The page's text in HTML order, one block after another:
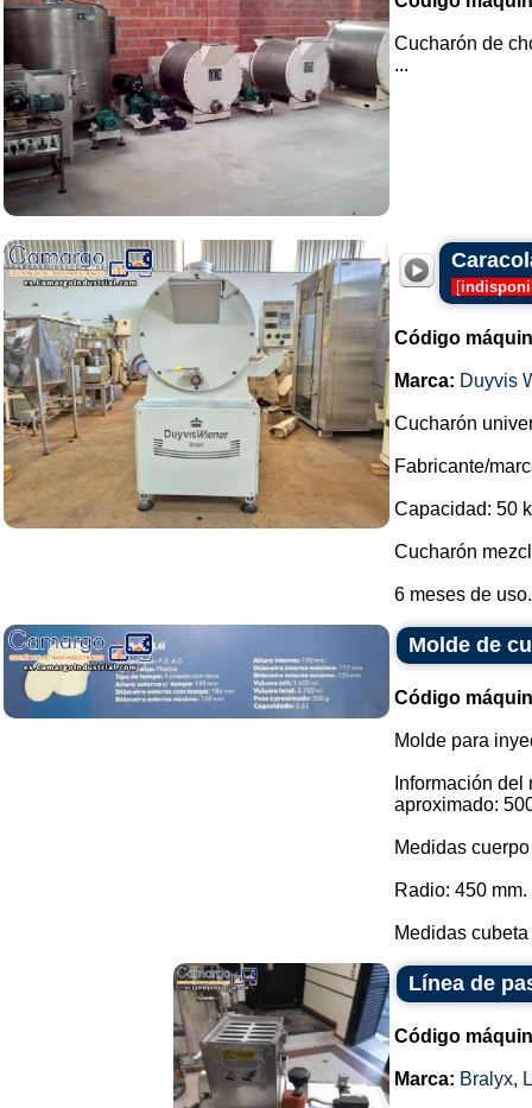
Cucharón de
...
[
Código
Marca: Duyvis
Cucharón
Fabricante/
Capacidad: 50
Cucharón
6 meses de
Molde de
Código
Molde para
Información
aproximado:
Medidas
Radio: 450 mm.
Medidas
Línea de
Código
Marca: Bralyx,